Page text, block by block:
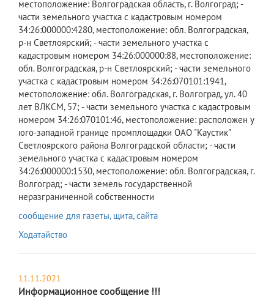
местоположение: Волгоградская область, г. Волгоград; -
части земельного участка с кадастровым номером
34:26:000000:4280, местоположение: обл. Волгоградская,
р-н Светлоярский; - части земельного участка с
кадастровым номером 34:26:000000:88, местоположение:
обл. Волгоградская, р-н Светлоярский; - части земельного
участка с кадастровым номером 34:26:070101:1941,
местоположение: обл. Волгоградская, г. Волгоград, ул. 40
лет ВЛКСМ, 57; - части земельного участка с кадастровым
номером 34:26:070101:46, местоположение: расположен у
юго-западной границе промплощадки ОАО "Каустик"
Светлоярского района Волгоградской области; - части
земельного участка с кадастровым номером
34:26:000000:1530, местоположение: обл. Волгоградская, г.
Волгоград; - части земель государственной
неразграниченной собственности
сообщение для газеты, щита, сайта
Ходатайство
11.11.2021
Информационное сообщение !!!